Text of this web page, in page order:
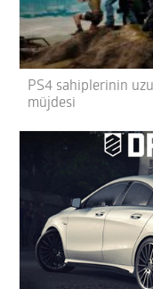
PS4 sahiplerinin
müjdesi